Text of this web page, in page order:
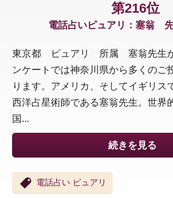
第216位
電話占いピュアリ：塞翁
東京都 ピュアリ 所属 塞翁先生
ンケートでは神奈川県から多くのご
ります。アメリカ、そしてイギリス
西洋占星術師である塞翁先生。世界
国...
続きを見る
電話占い ピュアリ